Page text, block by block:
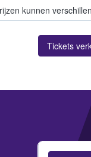
kunnen
Tickets